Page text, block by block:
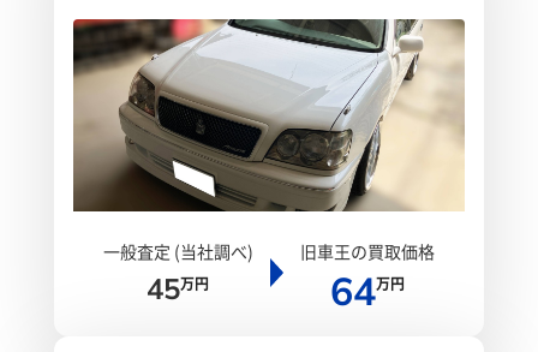
一般査定 (当社調べ)
45万円
旧車王の買取価格
64万円